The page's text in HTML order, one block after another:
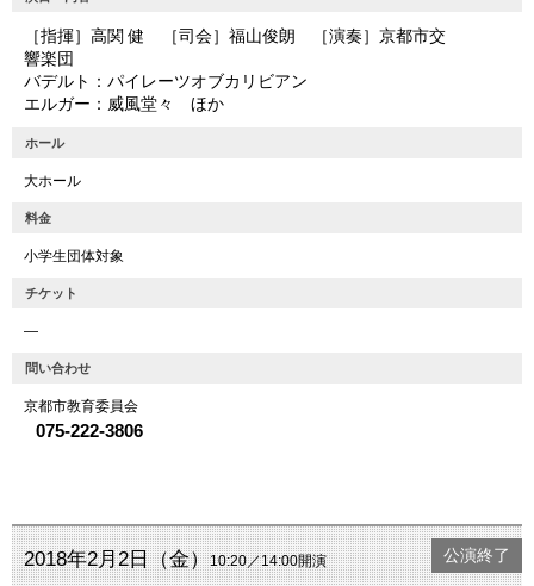
［指揮］高関 健 ［司会］福山俊朗 ［演奏］京都市交
響楽団
バデルト：パイレーツオブカリビアン
エルガー：威風堂々 ほか
ホール
大ホール
料金
小学生団体対象
チケット
―
問い合わせ
京都市教育委員会
075-222-3806
2018年2月2日（金）10:20／14:00開演 公演終了